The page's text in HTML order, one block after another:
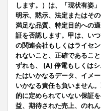
します。）は、「現状有姿
明示、黙示、法定またはそ
満足な品質、特定目的への
証を否認します。甲は、い
の関連会社もしくはライセ
れないこと、正確であるこ
ずれも、 (A) 停電もしくは
たはいかなるデータ、イメ
いかなる責任も負いません
的に定められていない保証
益、期待された売上、のれ